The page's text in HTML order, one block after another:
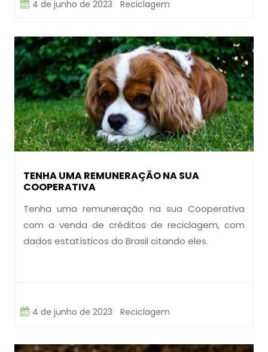
4 de junho de 2023 Reciclagem
TENHA UMA REMUNERAÇÃO NA SUA
COOPERATIVA
Tenha uma remuneração na sua Cooperativa
com a venda de créditos de reciclagem, com
dados estatísticos do Brasil citando eles.
4 de junho de 2023 Reciclagem